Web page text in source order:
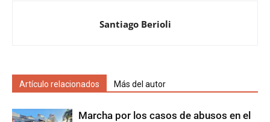
Santiago Berioli
Artículo relacionados Más del autor
Marcha por los casos de abusos en el